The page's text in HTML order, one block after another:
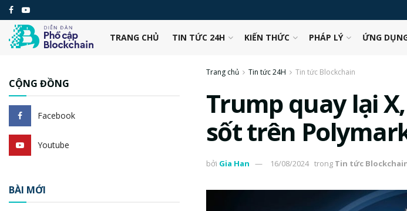
TRANG CHỦ TIN TỨC 24H KIẾN THỨC PHÁP LÝ ỨNG
Trang chủ Tin tức 24H Tin tức Blockchain
Trump quay lại
sốt trên
bởi Gia Han 16/08/2024 trong Tin tức
CỘNG ĐỒNG
Facebook
Youtube
BÀI MỚI